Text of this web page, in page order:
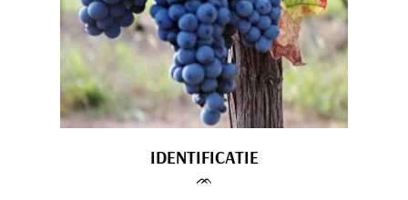
IDENTIFICATIE
ᨏ